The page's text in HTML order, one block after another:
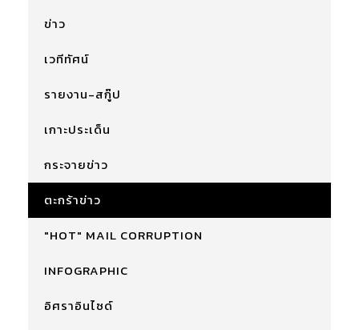
ข่าว
เวทีทัศน์
รายงาน-สกู๊ป
เกาะประเด็น
กระจายข่าว
ตะกร้าข่าว
"HOT" MAIL CORRUPTION
INFOGRAPHIC
อิศราอินไซด์